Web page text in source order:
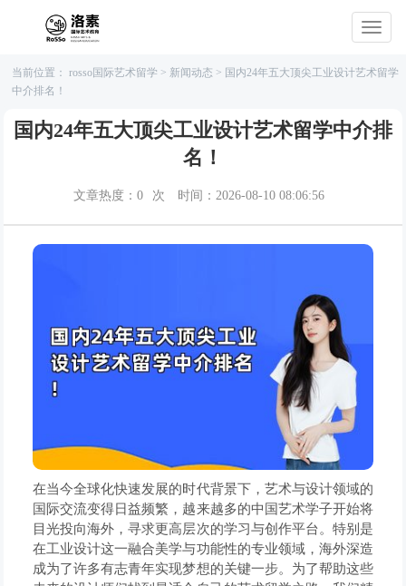
当前位置：rosso国际艺术留学 > 新闻动态 > 国内24年五大顶尖工业设计艺术留学
中介排名！
国内24年五大顶尖工业设计艺术留学中介排
名！
文章热度： 0 次 时间：2026-08-10 08:06:56
在当今全球化快速发展的时代背景下，艺术与设计领域的
国际交流变得日益频繁，越来越多的中国艺术学子开始将
目光投向海外，寻求更高层次的学习与创作平台。特别是
在工业设计这一融合美学与功能性的专业领域，海外深造
成为了许多有志青年实现梦想的关键一步。为了帮助这些